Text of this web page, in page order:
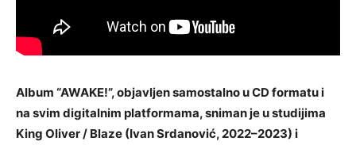
Album “AWAKE!”, objavljen samostalno u CD formatu i
na svim digitalnim platformama, sniman je u studijima
King Oliver / Blaze (Ivan Srdanović, 2022–2023) i